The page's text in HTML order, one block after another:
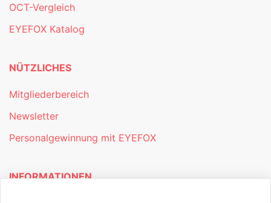
OCT-Vergleich
EYEFOX Katalog
NÜTZLICHES
Mitgliederbereich
Newsletter
Personalgewinnung mit EYEFOX
INFORMATIONEN